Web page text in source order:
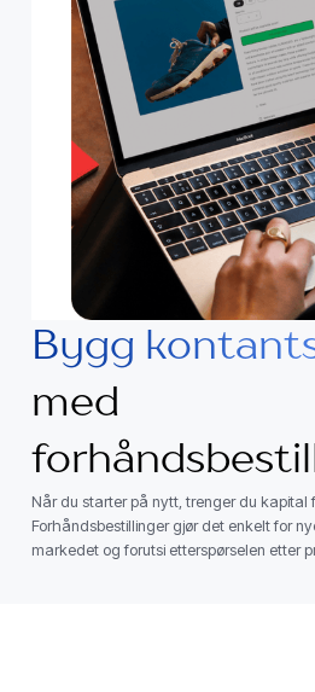
Bygg
med
Når du starter på nytt, trenger du kapital
Forhåndsbestillinger gjør det enkelt for
markedet og forutsi etterspørselen etter